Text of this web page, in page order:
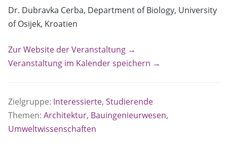
Dr. Dubravka Cerba, Department of Biology, University
of Osijek, Kroatien
Zur Website der Veranstaltung →
Veranstaltung im Kalender speichern →
Zielgruppe: Interessierte, Studierende
Themen: Architektur, Bauingenieurwesen,
Umweltwissenschaften